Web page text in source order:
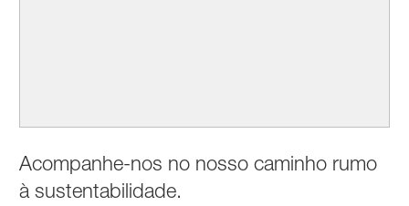
Acompanhe-nos no nosso caminho rumo
à sustentabilidade.